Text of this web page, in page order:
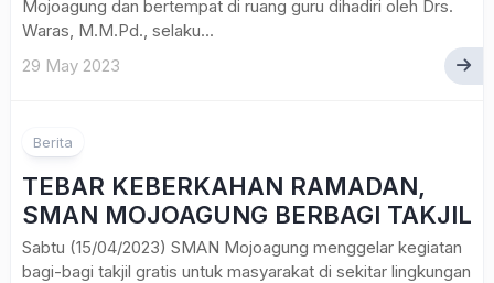
Mojoagung dan bertempat di ruang guru dihadiri oleh Drs.
Waras, M.M.Pd., selaku...
29 May 2023
Berita
TEBAR KEBERKAHAN RAMADAN,
SMAN MOJOAGUNG BERBAGI TAKJIL
Sabtu (15/04/2023) SMAN Mojoagung menggelar kegiatan
bagi-bagi takjil gratis untuk masyarakat di sekitar lingkungan